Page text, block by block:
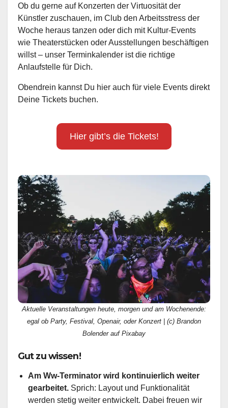
Ob du gerne auf Konzerten der Virtuosität der
Künstler zuschauen, im Club den Arbeitsstress der
Woche heraus tanzen oder dich mit Kultur-Events
wie Theaterstücken oder Ausstellungen beschäftigen
willst – unser Terminkalender ist die richtige
Anlaufstelle für Dich.
Obendrein kannst Du hier auch für viele Events direkt
Deine Tickets buchen.
Hier gibt’s die Tickets!
Aktuelle Veranstaltungen heute, morgen und am Wochenende:
egal ob Party, Festival, Openair, oder Konzert | (c) Brandon
Bolender auf Pixabay
Gut zu wissen!
Am Ww-Terminator wird kontinuierlich weiter
gearbeitet. Sprich: Layout und Funktionalität
werden stetig weiter entwickelt. Dabei freuen wir